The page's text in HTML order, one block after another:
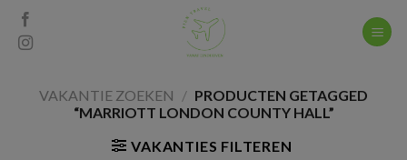
Skip
content
VAKANTIE ZOEKEN / PRODUCTEN GETAGGED
“MARRIOTT LONDON COUNTY HALL”
VAKANTIES FILTEREN